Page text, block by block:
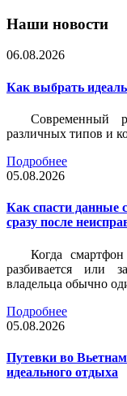
Наши новости
06.08.2026
Как выбрать
Современный
различных типов и
Подробнее
05.08.2026
Как спасти данные
сразу после
Когда
разбивается или
владельца обычно
Подробнее
05.08.2026
Путевки во
идеального отдыха